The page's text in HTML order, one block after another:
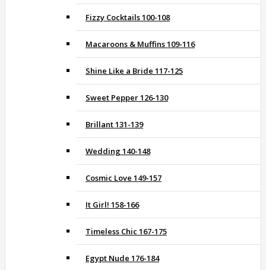
Fizzy Cocktails 100-108
Macaroons & Muffins 109-116
Shine Like a Bride 117-125
Sweet Pepper 126-130
Brillant 131-139
Wedding 140-148
Cosmic Love 149-157
It Girl! 158-166
Timeless Chic 167-175
Egypt Nude 176-184